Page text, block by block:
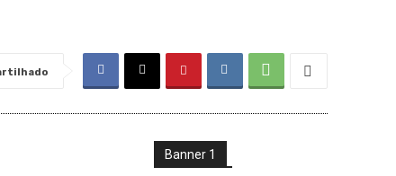
Banner 1